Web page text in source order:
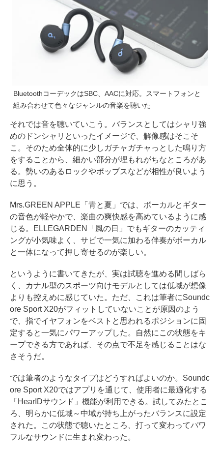
BluetoothコーデックはSBC、AACに対応。スマートフォンと
組み合わせて色々なジャンルの音楽を聴いた
それでは音を聴いていこう。バランスとしてはシャリ強
めのドンシャリといったイメージで、解像感はそこそ
こ。そのため全体的に少しガチャガチャっとした鳴り方
をすることから、細かい部分が埋もれがちなところがあ
る。勢いのあるロックやポップスなどが相性が良いよう
に思う。
Mrs.GREEN APPLE「青と夏」では、ボーカルとギター
の音色が軽やかで、楽曲の爽快感を高めているように感
じる。ELLEGARDEN「風の日」でもギターのカッティ
ングが小気味よく、サビで一気に加わる伴奏がボーカル
と一体になって押し寄せるのが楽しい。
というように書いてきたが、実は試聴を進める間しばら
く、カナル型のスポーツ向けモデルとしては低域が想像
よりも控えめに感じていた。ただ、これは筆者にSoundc
ore Sport X20がフィットしていないことが原因のよう
で、指でイヤフォンをベストと思われるポジションに固
定すると一気にパワーアップした。自然にこの状態をキ
ープできる方であれば、その点で不足を感じることはな
さそうだ。
では筆者のようなタイプはどうすればよいのか。Soundc
ore Sport X20ではアプリを通じて、使用者に最適化する
「HearIDサウンド」機能が利用できる。試してみたとこ
ろ、明らかに低域～中域が持ち上がったバランスに設定
された。この状態で聴いたところ、打って変わってパワ
フルなサウンドに生まれ変わった。